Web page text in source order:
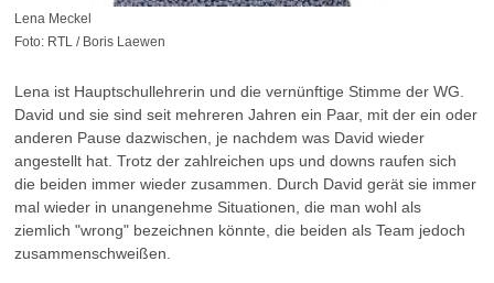
Lena Meckel
Foto: RTL / Boris Laewen
Lena ist Hauptschullehrerin und die vernünftige Stimme der WG.
David und sie sind seit mehreren Jahren ein Paar, mit der ein oder
anderen Pause dazwischen, je nachdem was David wieder
angestellt hat. Trotz der zahlreichen ups und downs raufen sich
die beiden immer wieder zusammen. Durch David gerät sie immer
mal wieder in unangenehme Situationen, die man wohl als
ziemlich "wrong" bezeichnen könnte, die beiden als Team jedoch
zusammenschweißen.